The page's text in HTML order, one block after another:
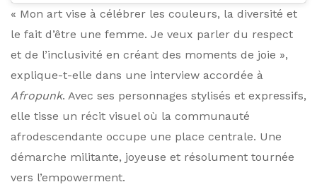
« Mon art vise à célébrer les couleurs, la diversité et
le fait d’être une femme. Je veux parler du respect
et de l’inclusivité en créant des moments de joie »,
explique-t-elle dans une interview accordée à
Afropunk. Avec ses personnages stylisés et expressifs,
elle tisse un récit visuel où la communauté
afrodescendante occupe une place centrale. Une
démarche militante, joyeuse et résolument tournée
vers l’empowerment.